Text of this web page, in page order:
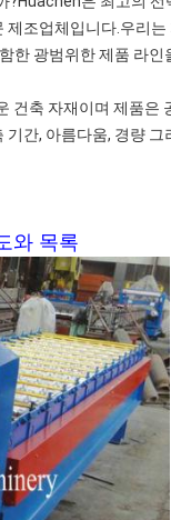
조업체입니다.우리는
한 광범위한 제품 라인
축 자재이며 제품은
간, 아름다움, 경량
와 목록